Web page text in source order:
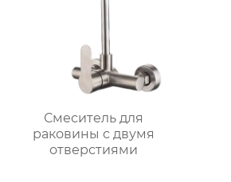
Смеситель для
раковины с двумя
отверстиями